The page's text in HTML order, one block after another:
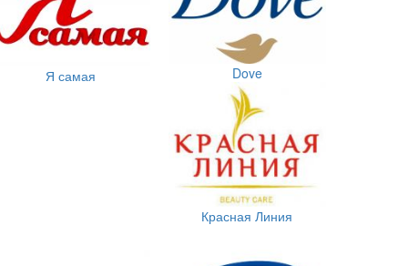
Я самая Dove
Красная Линия